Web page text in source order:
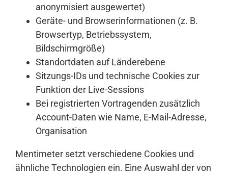
anonymisiert ausgewertet)
Geräte- und Browserinformationen (z. B.
Browsertyp, Betriebssystem,
Bildschirmgröße)
Standortdaten auf Länderebene
Sitzungs-IDs und technische Cookies zur
Funktion der Live-Sessions
Bei registrierten Vortragenden zusätzlich
Account-Daten wie Name, E-Mail-Adresse,
Organisation
Mentimeter setzt verschiedene Cookies und
ähnliche Technologien ein. Eine Auswahl der von